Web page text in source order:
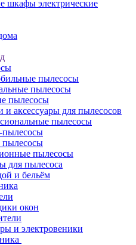
шкафы электрические
пылесосы
пылесосы
пылесосы
и аксессуары для пылесосов
пылесосы
пылесосы
пылесосы
для пылесоса
и бельём
окон
и электровеники